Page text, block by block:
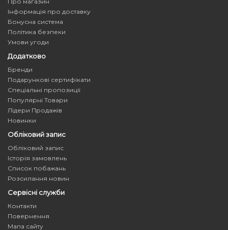
Інформація про доставку
Бонусна система
Політика безпеки
Умови угоди
Додатково
Бренди
Подарункові сертифікати
Спеціальні пропозиції
Популярні Товари
Лідери Продажів
Новинки
Обліковий запис
Обліковий запис
Історія замовлень
Список побажань
Розсилання новин
Сервісні служби
Контакти
Повернення
Мапа сайту